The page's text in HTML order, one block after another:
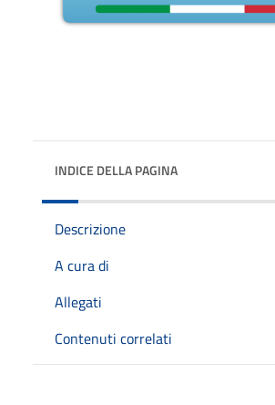
INDICE DELLA PAGINA
Descrizione
A cura di
Allegati
Contenuti correlati